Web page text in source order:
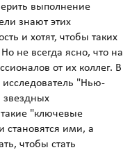
выполнение
знают этих
и хотят, чтобы таких
не всегда ясно, что на
от их коллег. В
исследователь "Нью-
звездных
"ключевые
становятся ими, а
чтобы стать